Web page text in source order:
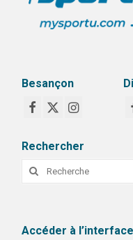
Besançon
Rechercher
Rechercher
Accéder à